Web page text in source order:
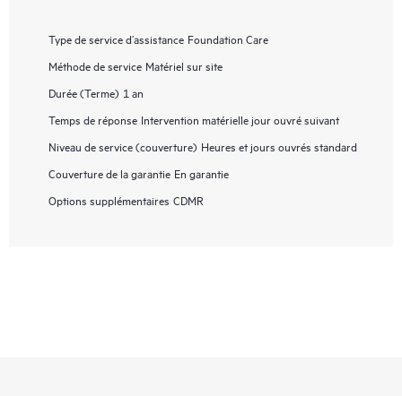
Type de service d’assistance Foundation Care
Méthode de service Matériel sur site
Durée (Terme) 1 an
Temps de réponse Intervention matérielle jour ouvré suivant
Niveau de service (couverture) Heures et jours ouvrés standard
Couverture de la garantie En garantie
Options supplémentaires CDMR